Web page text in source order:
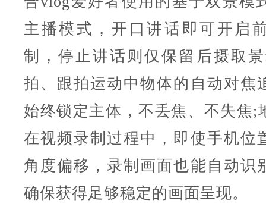
主播模式，开口讲话即可开启
制，停止讲话则仅保留后摄取
拍、跟拍运动中物体的自动对焦
始终锁定主体，不丢焦、不失焦;
在视频录制过程中，即使手机位
角度偏移，录制画面也能自动识
确保获得足够稳定的画面呈现。